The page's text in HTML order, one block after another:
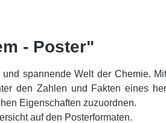
- Poster"
spannende Welt der Chemie.
den Zahlen und Fakten eines
Eigenschaften zuzuordnen.
auf den Posterformaten.